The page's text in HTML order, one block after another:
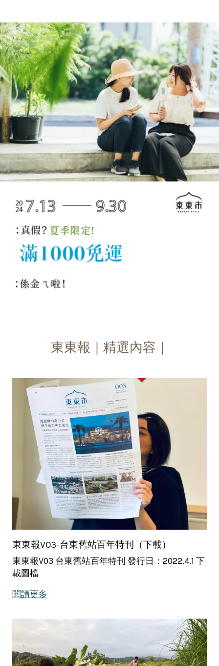
東東報｜精選內容｜
東東報V03-台東舊站百年特刊（下載）
東東報V03 台東舊站百年特刊 發行日：2022.4.1 下
載圖檔
閱讀更多